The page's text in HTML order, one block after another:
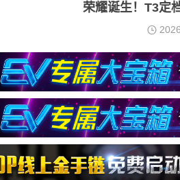
荣耀诞生！T3定